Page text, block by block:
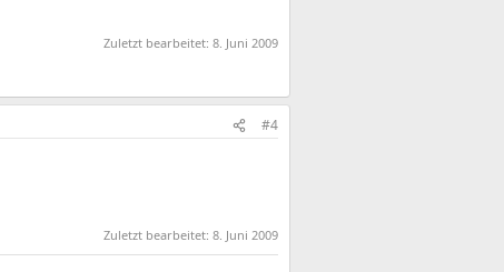
Zuletzt bearbeitet: 8. Juni 2009
#4
Zuletzt bearbeitet: 8. Juni 2009